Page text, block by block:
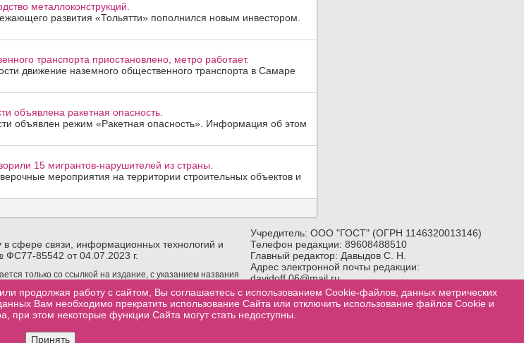
металлоконструкций.
развития «Тольятти» пополнился новым инвестором.
транспорта приостановлено, метро работает.
движение наземного общественного транспорта в Самаре
объявлена ракетная опасность.
объявлен режим «Ракетная опасность». Информация об этом
15 мигрантов-нарушителей из страны.
мероприятия на территории строительных объектов и
сфере связи, информационных технологий и
85542 от 04.07.2023 г.
только со ссылкой на издание, с указанием названия
не позже первого абзаца публикуемого
Учредитель: ООО "ГОСТ" (ОГРН 1146320013146)
Телефон редакции: 89608488510
Главный редактор: Давыдов С. Н.
Адрес электронной почты редакции:
davidoff.06@mail.ru
Возрастное ограничение:18+
продолжая работу с сайтом, Вы соглашаетесь с использованием Cookie-файлов, данных метрических
Вам необходимо прекратить использование Сайта или отключить использование файлов Cookie и
при этом некоторые функции Сайта могут стать недоступны.